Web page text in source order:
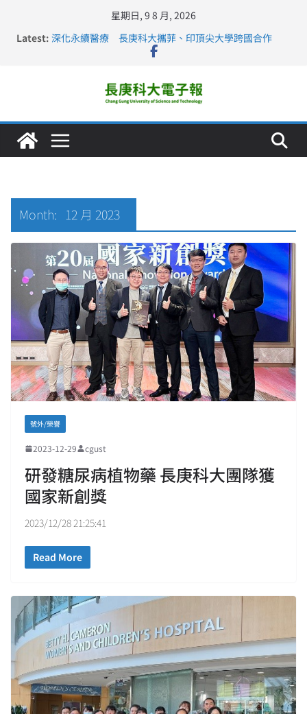
星期日, 9 8 月, 2026
Latest: 深化永續醫療 長庚科大攜菲、印頂尖大學跨國合作
長庚科大訪凱瑟醫療集團、美容學校收穫豐
仁德醫專與長庚科大締結策略聯盟 培育護理尖兵
長庚科大連四年穩居《遠見》醫學大學第5名 辦學實力再
Month: 12 月 2023
號外/榮譽
2023-12-29 cgust
研發糖尿病植物藥 長庚科大團隊獲
國家新創獎
2023/12/28 21:25:41
Read More